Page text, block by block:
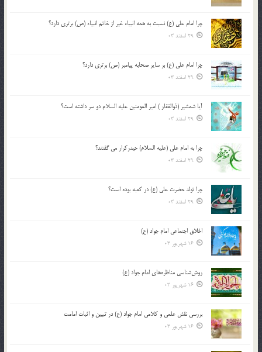
چرا امام علی (ع) نسبت به همه انبیاء غیر از خاتم انبیاء (ص) برتری دارد؟
29 اسفند 03
چرا امام علی (ع) بر سایر صحابه پیامبر (ص) برتری دارد؟
29 اسفند 03
آیا شمشیر (ذوالفقار ) امیر المومنین علیه السلام دو سر داشته است؟
29 اسفند 03
چرا به امام علی (علیه السلام) حیدرکرار می گفتند؟
29 اسفند 03
چرا تولد حضرت علی (ع) در کعبه بوده است؟
29 اسفند 03
اخلاق اجتماعی امام جواد (ع)
16 شهریور 03
روش‌شناسی مناظره‌های امام جواد (ع)
16 شهریور 03
بررسی نقش علمی و کلامی امام جواد (ع) در تبیین و اثبات امامت
16 شهریور 03